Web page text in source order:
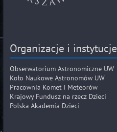
Organizacje i instytucje
Obserwatorium Astronomiczne UW
Koło Naukowe Astronomów UW
Pracownia Komet i Meteorów
Krajowy Fundusz na rzecz Dzieci
Polska Akademia Dzieci